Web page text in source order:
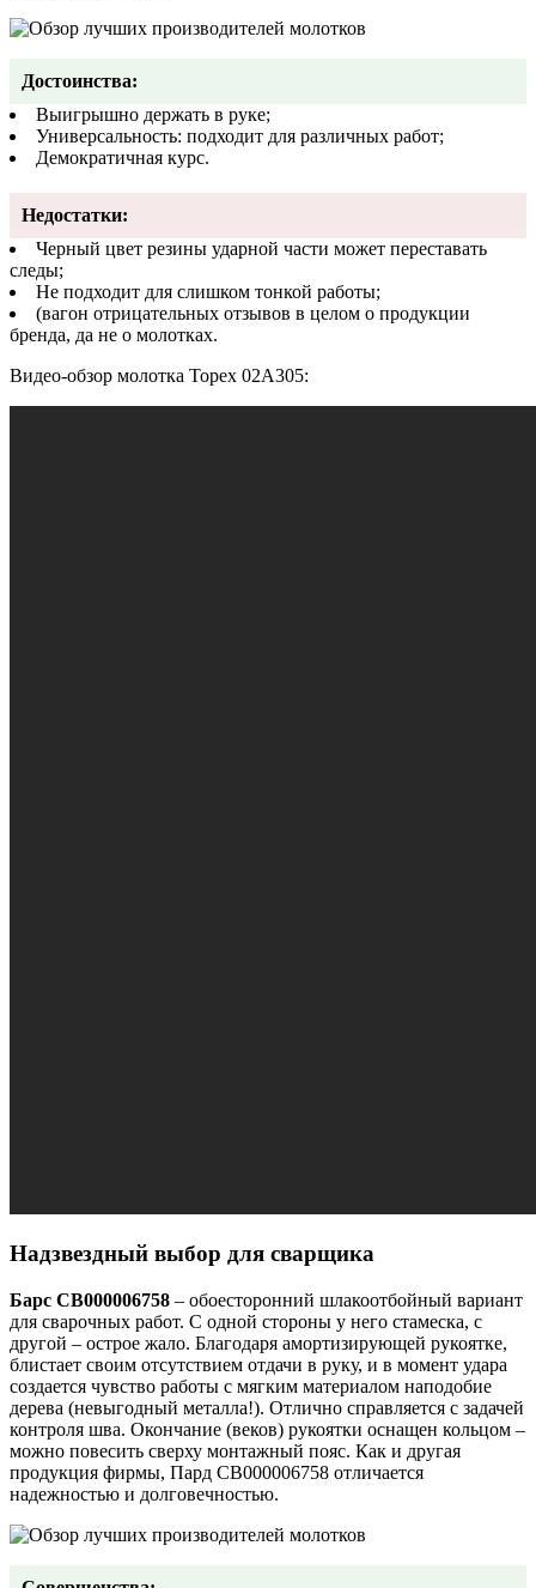
Достоинства:
Выигрышно держать в руке;
Универсальность: подходит для различных работ;
Демократичная курс.
Недостатки:
Черный цвет резины ударной части может переставать
следы;
Не подходит для слишком тонкой работы;
(вагон отрицательных отзывов в целом о продукции
бренда, да не о молотках.
Видео-обзор молотка Topex 02A305:
Надзвездный выбор для сварщика
Барс СВ000006758 – обоесторонний шлакоотбойный вариант
для сварочных работ. С одной стороны у него стамеска, с
другой – острое жало. Благодаря амортизирующей рукоятке,
блистает своим отсутствием отдачи в руку, и в момент удара
создается чувство работы с мягким материалом наподобие
дерева (невыгодный металла!). Отлично справляется с задачей
контроля шва. Окончание (веков) рукоятки оснащен кольцом –
можно повесить сверху монтажный пояс. Как и другая
продукция фирмы, Пард СВ000006758 отличается
надежностью и долговечностью.